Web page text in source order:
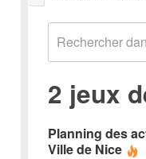
2 jeux
Planning des
Ville de Nice